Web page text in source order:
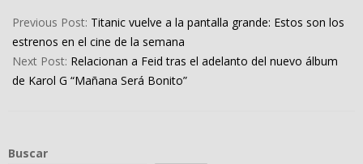
02-
11
Previous Post: Titanic vuelve a la pantalla grande: Estos son los
estrenos en el cine de la semana
Next Post: Relacionan a Feid tras el adelanto del nuevo álbum
de Karol G “Mañana Será Bonito”
Buscar